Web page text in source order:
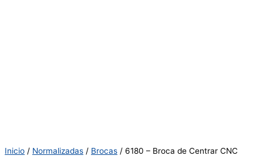
Inicio / Normalizadas / Brocas / 6180 – Broca de Centrar CNC